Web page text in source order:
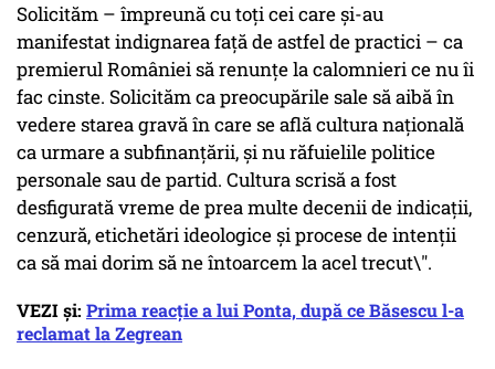
Solicităm – împreună cu toţi cei care şi-au
manifestat indignarea faţă de astfel de practici – ca
premierul României să renunţe la calomnieri ce nu îi
fac cinste. Solicităm ca preocupările sale să aibă în
vedere starea gravă în care se află cultura naţională
ca urmare a subfinanţării, şi nu răfuielile politice
personale sau de partid. Cultura scrisă a fost
desfigurată vreme de prea multe decenii de indicaţii,
cenzură, etichetări ideologice şi procese de intenţii
ca să mai dorim să ne întoarcem la acel trecut\".
VEZI și: Prima reacție a lui Ponta, după ce Băsescu l-a
reclamat la Zegrean